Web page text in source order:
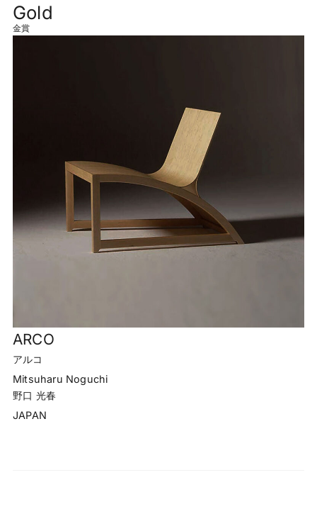
Gold
金賞
ARCO
アルコ
Mitsuharu Noguchi
野口 光春
JAPAN